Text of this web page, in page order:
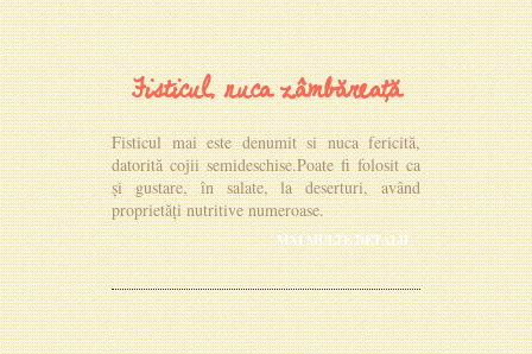
Fisticul, nuca zâmbăreață
Fisticul mai este denumit si nuca fericită,
datorită cojii semideschise.Poate fi folosit ca
și gustare, în salate, la deserturi, având
proprietăți nutritive numeroase.
MAI MULTE DETALII